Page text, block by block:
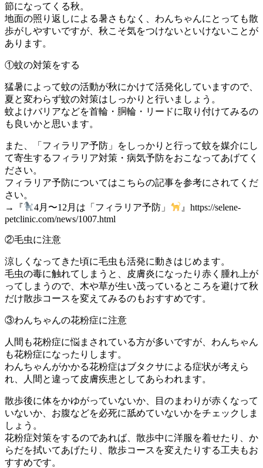
節になってくる秋。
地面の照り返しによる暑さもなく、わんちゃんにとっても散
歩がしやすいですが、秋こそ気をつけないといけないことが
あります。
①蚊の対策をする
猛暑によって蚊の活動が秋にかけて活発化していますので、
夏と変わらず蚊の対策はしっかりと行いましょう。
蚊よけバリアなどを首輪・胴輪・リードに取り付けてみるの
も良いかと思います。
また、「フィラリア予防」をしっかりと行って蚊を媒介にし
て寄生するフィラリア対策・病気予防をおこなってあげてく
ださい。
フィラリア予防についてはこちらの記事を参考にされてくだ
さい。
→『
4月〜12月は「フィラリア予防」
』https://selene-
petclinic.com/news/1007.html
②毛虫に注意
涼しくなってきた頃に毛虫も活発に動きはじめます。
毛虫の毒に触れてしまうと、皮膚炎になったり赤く腫れ上が
ってしまうので、木や草が生い茂っているところを避けて秋
だけ散歩コースを変えてみるのもおすすめです。
③わんちゃんの花粉症に注意
人間も花粉症に悩まされている方が多いですが、わんちゃん
も花粉症になったりします。
わんちゃんがかかる花粉症はブタクサによる症状が考えら
れ、人間と違って皮膚疾患としてあらわれます。
散歩後に体をかゆがっていないか、目のまわりが赤くなって
いないか、お腹などを必死に舐めていないかをチェックしま
しょう。
花粉症対策をするのであれば、散歩中に洋服を着せたり、か
らだを拭いてあげたり、散歩コースを変えたりする工夫もお
すすめです。